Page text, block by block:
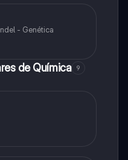
- Genética
de Química 9